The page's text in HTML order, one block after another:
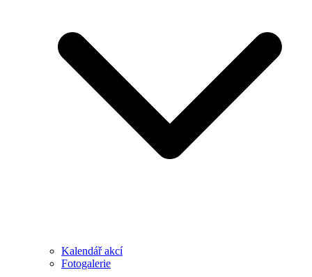
Kalendář akcí
Fotogalerie